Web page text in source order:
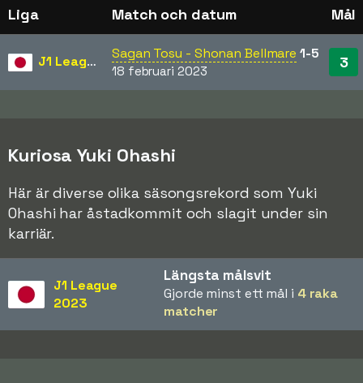
Liga Match och datum Mål
J1 League Sagan Tosu - Shonan Bellmare 1-5
18 februari 2023 3
Kuriosa Yuki Ohashi
Här är diverse olika säsongsrekord som Yuki
Ohashi har åstadkommit och slagit under sin
karriär.
J1 League
2023
Längsta målsvit
Gjorde minst ett mål i 4 raka
matcher